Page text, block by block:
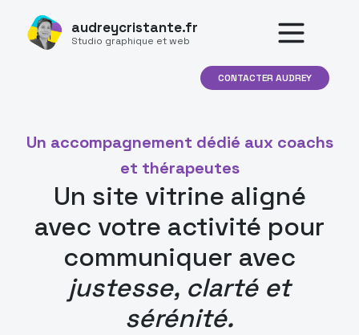
audreycristante.fr
Studio graphique et web
CONTACTER AUDREY
Un accompagnement dédié aux coachs
et thérapeutes
Un site vitrine aligné
avec votre activité pour
communiquer avec
justesse, clarté et
sérénité.